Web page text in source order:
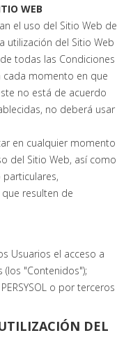
WEB
el uso del Sitio Web de
utilización del Sitio Web
todas las Condiciones
cada momento en que
no está de acuerdo
no deberá usar
en cualquier momento
del Sitio Web, así como
resulten de
Usuarios el acceso a
(los "Contenidos");
o por terceros
DEL